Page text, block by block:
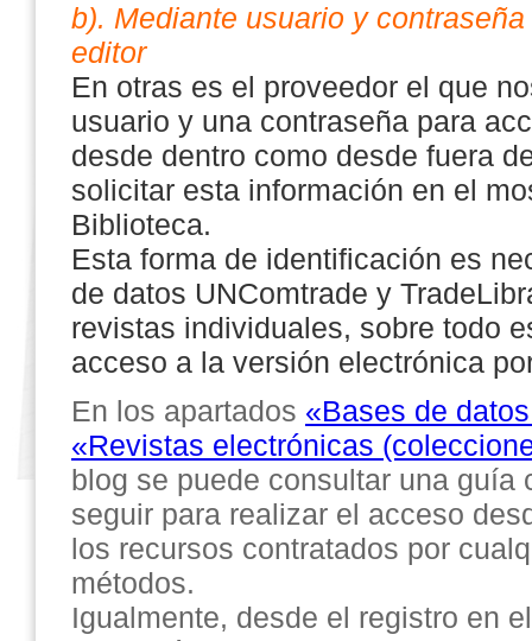
b). Mediante usuario y
editor
En otras es el proveedor el que
usuario y una contraseña para
desde dentro como desde fuera
solicitar esta información en el
Biblioteca.
Esta forma de identificación es
de datos UNComtrade y
revistas individuales, sobre todo
acceso a la versión electrónica
En los apartados «Bases de
«Revistas electrónicas
blog se puede consultar una guía
seguir para realizar el acceso
los recursos contratados por
métodos.
Igualmente, desde el registro en